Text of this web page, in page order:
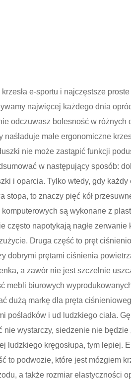
e-sportu i najczęstsze proste
najwięcej każdego dnia
odczuwasz bolesność w różnych
małe ergonomiczne
nie może zastąpić funkcji
w następujący sposób:
i oparcia. Tylko wtedy, gdy każdy
to znaczy pięć kół
komputerowych są wykonane z
napotykają nagłe zerwanie
Druga część to pręt
dobrymi prętami ciśnienia
a zawór nie jest szczelnie
mebli biurowych
dużą markę dla pręta
pośladków i ud ludzkiego ciała.
wystarczy, siedzenie nie będzie
ludzkiego kręgosłupa, tym lepiej.
to podwozie, które jest mózgiem
a także rozmiar elastyczności